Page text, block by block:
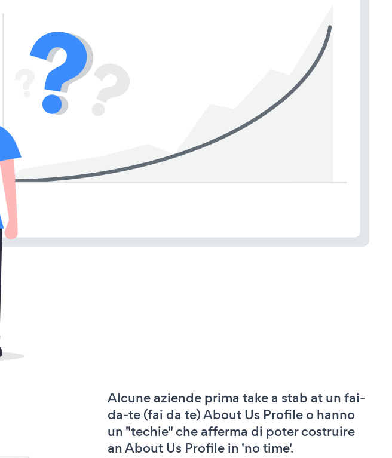
Alcune aziende prima take a stab at un fai-
da-te (fai da te) About Us Profile o hanno
un "techie" che afferma di poter costruire
an About Us Profile in 'no time'.